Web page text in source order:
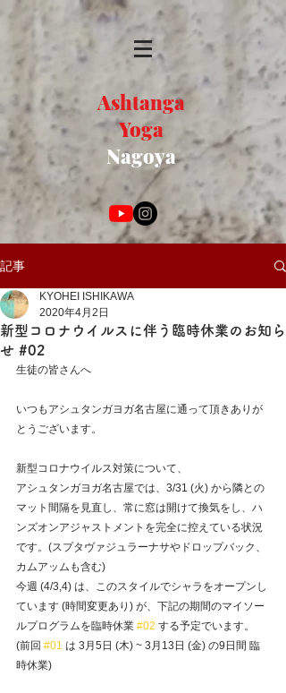
Ashtanga
Yoga
Nagoya
記事
新型コロナウイルスに伴う臨時休業のお知ら
せ #02
KYOHEI ISHIKAWA
2020年4月2日
生徒の皆さんへ
いつもアシュタンガヨガ名古屋に通って頂きありが
とうございます。
新型コロナウイルス対策について、
アシュタンガヨガ名古屋では、3/31 (火) から隣との
マット間隔を見直し、常に窓は開けて換気をし、ハ
ンズオンアジャストメントを完全に控えている状況
です。(スプタヴァジュラーナサやドロップバック、
カムアッムも含む)
今週 (4/3,4) は、このスタイルでシャラをオープンし
ています (時間変更あり) が、下記の期間のマイソー
ルプログラムを臨時休業 #02 する予定でいます。
(前回 #01 は 3月5日 (木) ~ 3月13日 (金) の9日間 臨
時休業)